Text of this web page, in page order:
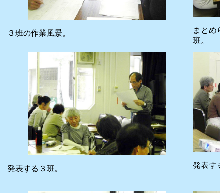
３班の作業風景。
まとめ
班。
発表する３班。 発表す